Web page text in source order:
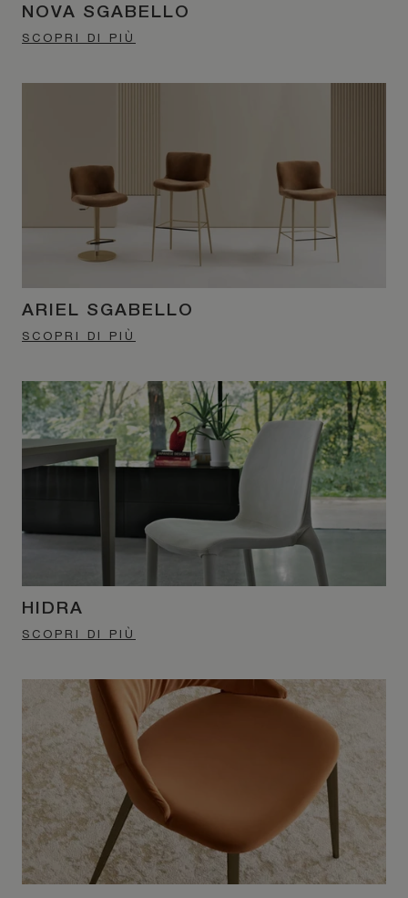
NOVA SGABELLO
SCOPRI DI PIÙ
ARIEL SGABELLO
SCOPRI DI PIÙ
HIDRA
SCOPRI DI PIÙ